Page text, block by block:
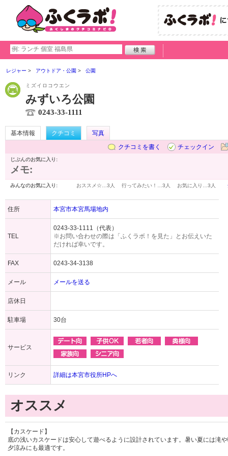
レジャー アウトドア・公園 公園
ミズイロコウエン
みずいろ公園
0243-33-1111
基本情報 クチコミ
写真
クチコミを書く
チェックイン
じぶんのお気に入り:
メモ:
みんなのお気に入り: おススメ☆… 3人 行ってみたい！… 3人 お気に入り… 3人
住所 本宮市本宮馬場地内
TEL
0243-33-1111（代表）
※お問い合わせの際は「ふくラボ！を見た」とお伝えいた
だければ幸いです。
FAX 0243-34-3138
メール メールを送る
店休日
駐車場 30台
サービス
リンク 詳細は本宮市役所HPへ
オススメ
【カスケード】
底の浅いカスケードは安心して遊べるように設計されています。暑い夏には滝
夕涼みにも最適です。